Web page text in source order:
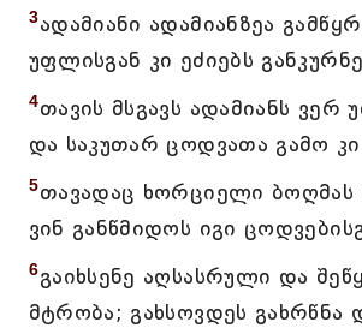
3ადამიანი ადამიანზეა
უფლისგან კი ეძიებს
4თავის მსგავს ადამიანს ვერ
და საკუთარ ცოდვათა გამო
5თავადაც ხორციელი ბოღმას
ვინ განწმიდოს იგი
6გაიხსენე აღსასრული და
მტრობა; გახსოვდეს გახრწნა